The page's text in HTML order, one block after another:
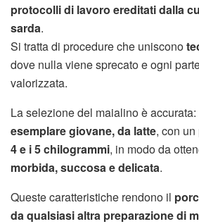
protocolli di lavoro ereditati dalla
sarda.
Si tratta di procedure che uniscono
dove nulla viene sprecato e ogni
valorizzata.
La selezione del maialino è
esemplare giovane, da latte, con un
4 e i 5 chilogrammi, in modo da
morbida, succosa e delicata.
Queste caratteristiche rendono il
da qualsiasi altra preparazione di